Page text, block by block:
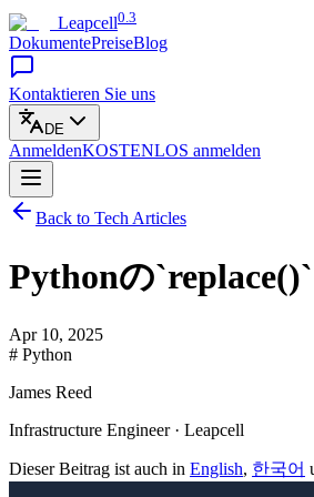
Leapcell0.3
DokumentePreiseBlog
Kontaktieren Sie uns
DE
AnmeldenKOSTENLOS anmelden
Back to Tech Articles
Pythonの
Apr 10, 2025
# Python
James Reed
Infrastructure Engineer · Leapcell
Dieser Beitrag ist auch in English, 한국어